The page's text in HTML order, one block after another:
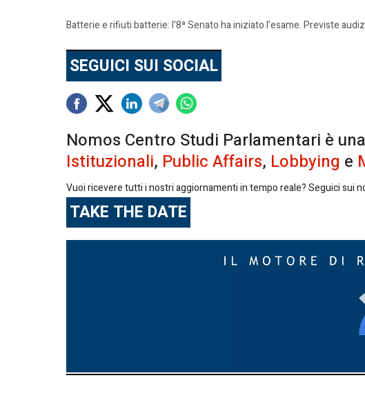
Batterie e rifiuti batterie: l'8ª Senato ha iniziato l'esame. Previste
SEGUICI SUI SOCIAL
Nomos Centro Studi Parlamentari è
Istituzionali, Public Affairs, Lobbying e
Vuoi ricevere tutti i nostri aggiornamenti in tempo reale? Seguici sui
TAKE THE DATE